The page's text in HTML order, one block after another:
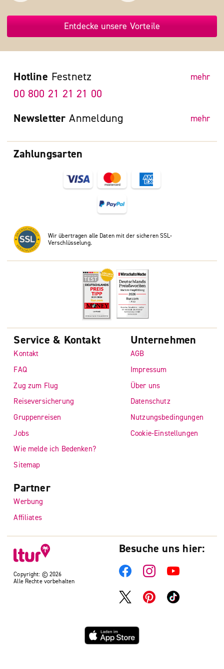
Entdecke unsere Vorteile
Zahlungsarten
Wir übertragen alle Daten mit der sicheren SSL-
Verschlüsselung.
Hotline Festnetz mehr
00 800 21 21 21 00
Newsletter Anmeldung mehr
Copyright: © 2026
Alle Rechte vorbehalten
Service & Kontakt
Kontakt
FAQ
Zug zum Flug
Reiseversicherung
Gruppenreisen
Jobs
Wie melde ich Bedenken?
Sitemap
Unternehmen
AGB
Impressum
Über uns
Datenschutz
Nutzungsbedingungen
Cookie-Einstellungen
Partner
Werbung
Affiliates
Besuche uns hier: